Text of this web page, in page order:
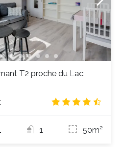
T2 proche du Lac
1 50m²